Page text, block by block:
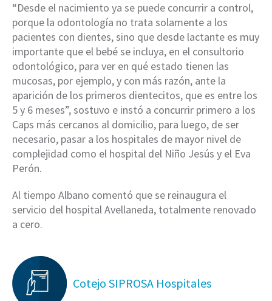
“Desde el nacimiento ya se puede concurrir a control,
porque la odontología no trata solamente a los
pacientes con dientes, sino que desde lactante es muy
importante que el bebé se incluya, en el consultorio
odontológico, para ver en qué estado tienen las
mucosas, por ejemplo, y con más razón, ante la
aparición de los primeros dientecitos, que es entre los
5 y 6 meses”, sostuvo e instó a concurrir primero a los
Caps más cercanos al domicilio, para luego, de ser
necesario, pasar a los hospitales de mayor nivel de
complejidad como el hospital del Niño Jesús y el Eva
Perón.
Al tiempo Albano comentó que se reinaugura el
servicio del hospital Avellaneda, totalmente renovado
a cero.
Cotejo SIPROSA Hospitales